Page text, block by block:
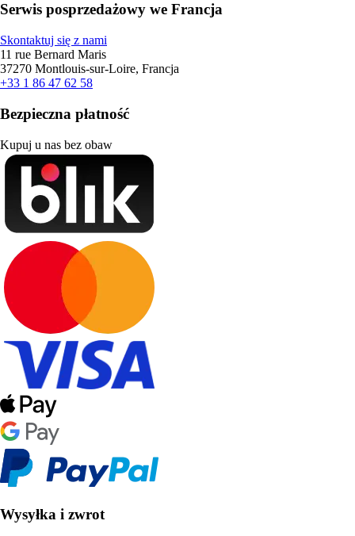
Serwis posprzedażowy we Francja
Skontaktuj się z nami
11 rue Bernard Maris
37270 Montlouis-sur-Loire, Francja
+33 1 86 47 62 58
Bezpieczna płatność
Kupuj u nas bez obaw
Wysyłka i zwrot